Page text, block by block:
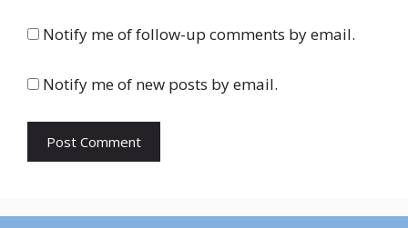
Notify me of follow-up comments by email.
Notify me of new posts by email.